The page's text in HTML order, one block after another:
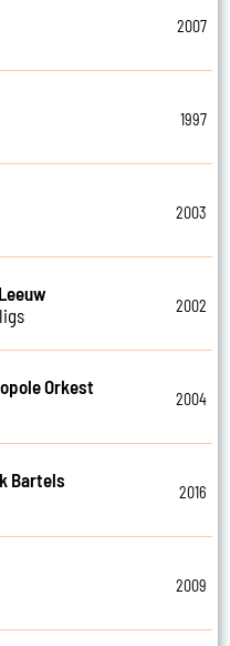
2007
1997
2003
2002
Orkest
2004
Bartels
2016
2009